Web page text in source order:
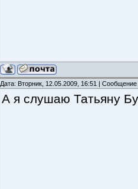
Дата: Вторник, 12.05.2009, 16:51 |
А я слушаю Татьяну